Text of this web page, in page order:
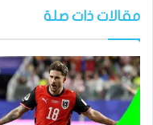
مقالات ذات صلة